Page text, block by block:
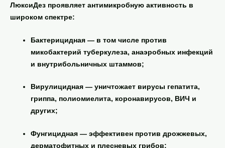
ЛюксиДез проявляет антимикробную активность в
широком спектре:
Бактерицидная — в том числе против
микобактерий туберкулеза, анаэробных инфекций
и внутрибольничных штаммов;
Вирулицидная — уничтожает вирусы гепатита,
гриппа, полиомиелита, коронавирусов, ВИЧ и
других;
Фунгицидная — эффективен против дрожжевых,
дерматофитных и плесневых грибов;